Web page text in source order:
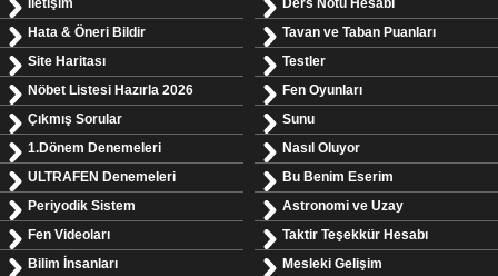
İletişim
Hata & Öneri Bildir
Site Haritası
Nöbet Listesi Hazırla 2026
Çıkmış Sorular
1.Dönem Denemeleri
ULTRAFEN Denemeleri
Periyodik Sistem
Fen Videoları
Bilim İnsanları
Ders Notu Hesabı
Tavan ve Taban Puanları
Testler
Fen Oyunları
Sunu
Nasıl Oluyor
Bu Benim Eserim
Astronomi ve Uzay
Taktir Teşekkür Hesabı
Mesleki Gelişim